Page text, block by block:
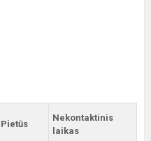
Pietūs
Nekontaktinis
laikas